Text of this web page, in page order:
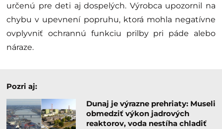
určenú pre deti aj dospelých. Výrobca upozornil na
chybu v upevnení popruhu, ktorá mohla negatívne
ovplyvniť ochrannú funkciu prilby pri páde alebo
náraze.
Pozri aj:
Dunaj je výrazne prehriaty: Museli
obmedziť výkon jadrových
reaktorov, voda nestíha chladiť